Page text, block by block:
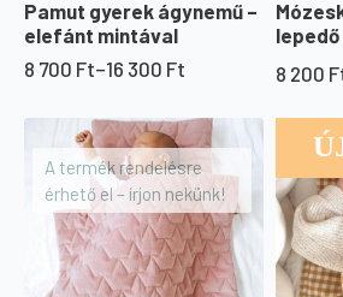
Pamut gyerek ágynemű –
elefánt mintával
8 700 Ft–16 300 Ft
Ártartomány:
700 Ft
300 Ft
lepedő
Original
was:
650 Ft.
8 200
Current
200 Ft.
A termék rendelésre
érhető el – írjon nekünk!